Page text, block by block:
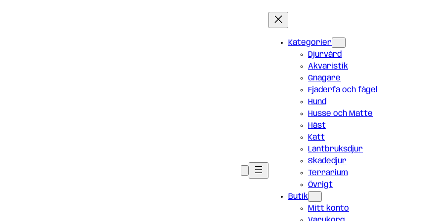
Kategorier
Djurvård
Akvaristik
Gnagare
Fjäderfä och fågel
Hund
Husse och Matte
Häst
Katt
Lantbruksdjur
Skadedjur
Terrarium
Övrigt
Butik
Mitt konto